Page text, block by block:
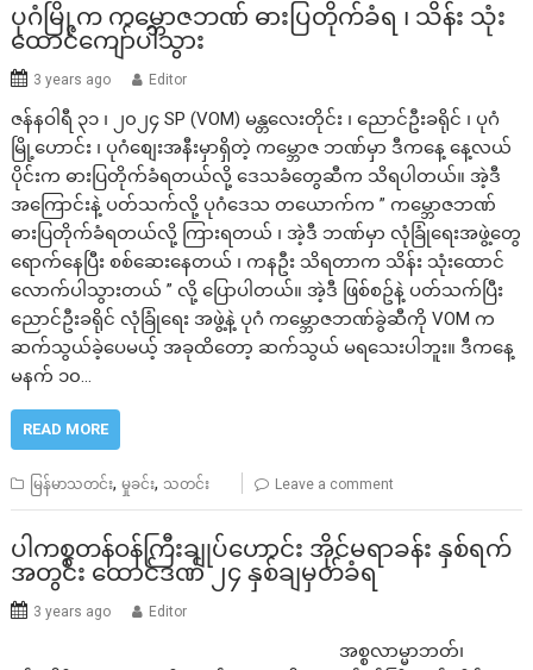
ပုဂံမြို့က ကမ္ဘောဇဘဏ် ဓားပြတိုက်ခံရ ၊ သိန်း သုံး
ထောင်ကျော်ပါသွား
3 years ago Editor
ဇန်နဝါရီ ၃၁ ၊ ၂၀၂၄ SP (VOM) မန္တလေးတိုင်း ၊ ညောင်ဦးခရိုင် ၊ ပုဂံ
မြို့ဟောင်း ၊ ပုဂံစျေးအနီးမှာရှိတဲ့ ကမ္ဘောဇ ဘဏ်မှာ ဒီကနေ့ နေ့လယ်
ပိုင်းက ဓားပြတိုက်ခံရတယ်လို့ ဒေသခံတွေဆီက သိရပါတယ်။ အဲ့ဒီ
အကြောင်းနဲ့ ပတ်သက်လို့ ပုဂံဒေသ တယောက်က ” ကမ္ဘောဇဘဏ်
ဓားပြတိုက်ခံရတယ်လို့ ကြားရတယ် ၊ အဲ့ဒီ ဘဏ်မှာ လုံခြုံရေးအဖွဲ့တွေ
ရောက်နေပြီး စစ်ဆေးနေတယ် ၊ ကနဦး သိရတာက သိန်း သုံးထောင်
လောက်ပါသွားတယ် ” လို့ ပြောပါတယ်။ အဲ့ဒီ ဖြစ်စဥ်နဲ့ ပတ်သက်ပြီး
ညောင်ဦးခရိုင် လုံခြုံရေး အဖွဲ့နဲ့ ပုဂံ ကမ္ဘောဇဘဏ်ခွဲဆီကို VOM က
ဆက်သွယ်ခဲ့ပေမယ့် အခုထိတော့ ဆက်သွယ် မရသေးပါဘူး။ ဒီကနေ့
မနက် ၁၀…
READ MORE
မြန်မာသတင်း,မှုခင်း, သတင်း Leave a comment
ပါကစ္စတန်ဝန်ကြီးချုပ်ဟောင်း အိုင်မရာခန်း နှစ်ရက်
အတွင်း ထောင်ဒဏ် ၂၄ နှစ်ချမှတ်ခံရ
3 years ago Editor
အစ္စလာမ္မာဘတ်၊